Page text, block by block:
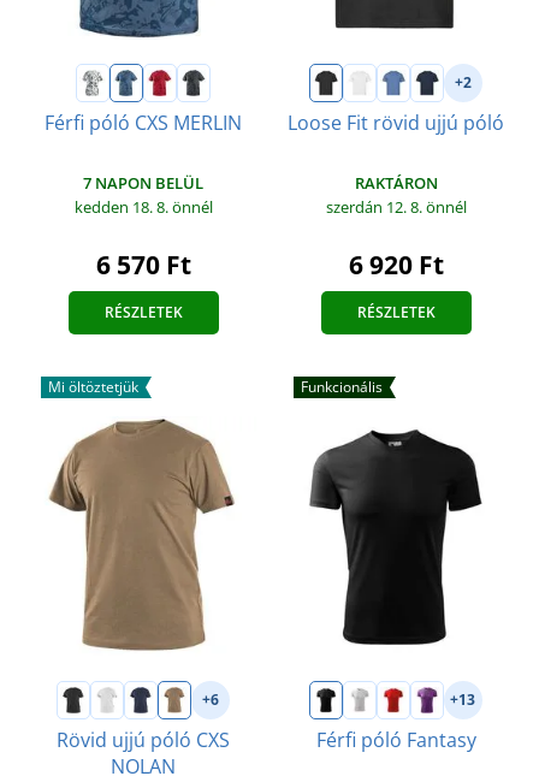
Férfi póló CXS MERLIN
7 NAPON BELÜL
kedden 18. 8.önnél
6 570 Ft
RÉSZLETEK
+2
Loose Fit rövid ujjú póló
RAKTÁRON
szerdán 12. 8.önnél
6 920 Ft
RÉSZLETEK
Mi öltöztetjük
+6
Rövid ujjú póló CXS
NOLAN
Funkcionális
+13
Férfi póló Fantasy